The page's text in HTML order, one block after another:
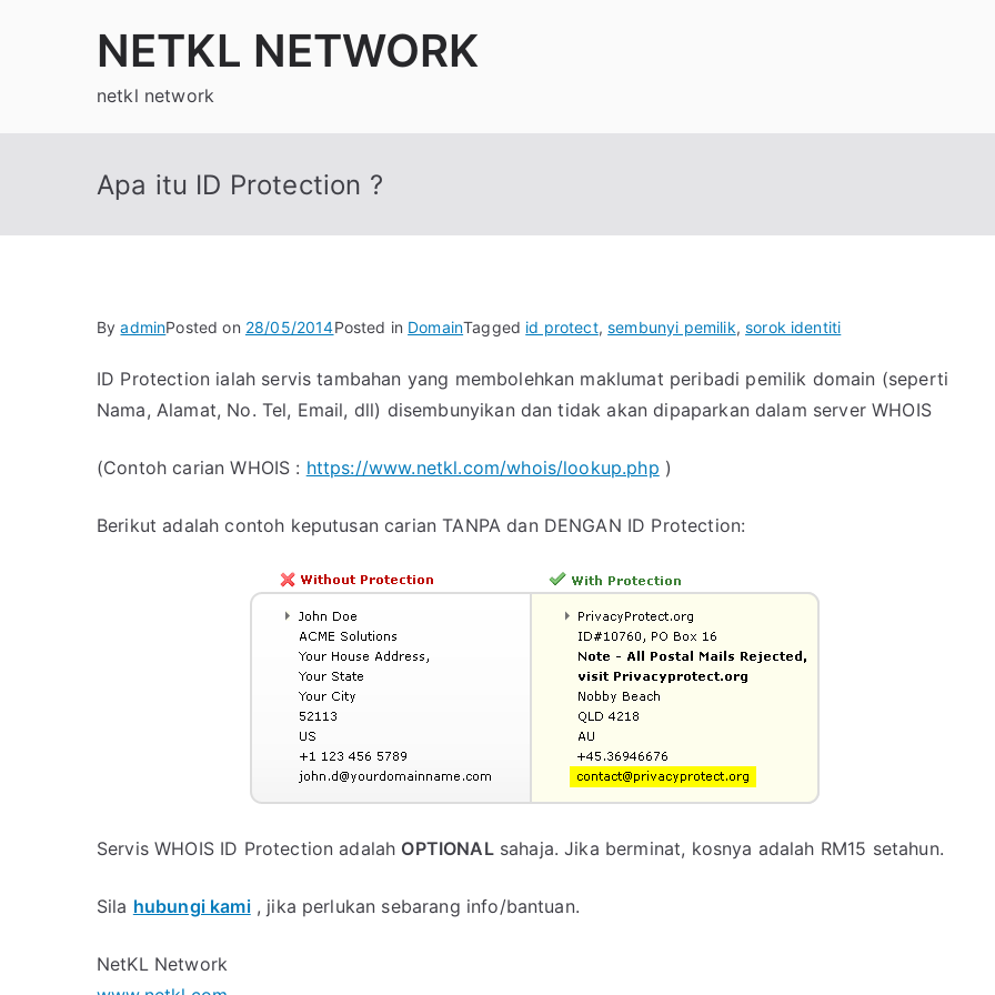
NETKL NETWORK
netkl network
Apa itu ID Protection ?
ByadminPosted on 28/05/2014Posted in DomainTagged id protect,sembunyi pemilik,sorok identiti
ID Protection ialah servis tambahan yang membolehkan maklumat peribadi pemilik domain (seperti
Nama, Alamat, No. Tel, Email, dll) disembunyikan dan tidak akan dipaparkan dalam server WHOIS
(Contoh carian WHOIS : https://www.netkl.com/whois/lookup.php )
Berikut adalah contoh keputusan carian TANPA dan DENGAN ID Protection:
Servis WHOIS ID Protection adalah OPTIONALsahaja. Jika berminat, kosnya adalah RM15 setahun.
Sila hubungi kami, jika perlukan sebarang info/bantuan.
NetKL Network